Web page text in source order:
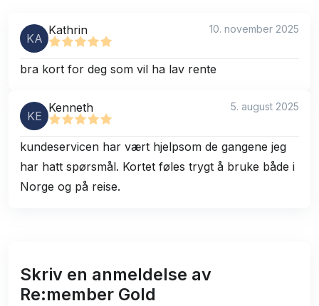
KA
Kathrin 10. november 2025
bra kort for deg som vil ha lav rente
KE
Kenneth 5. august 2025
kundeservicen har vært hjelpsom de gangene jeg
har hatt spørsmål. Kortet føles trygt å bruke både i
Norge og på reise.
Skriv en anmeldelse av
Re:member Gold